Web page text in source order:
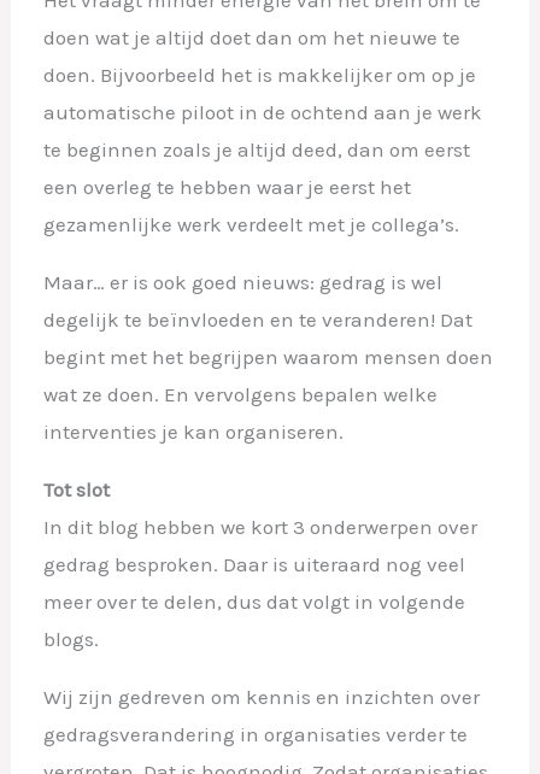
doen wat je altijd doet dan om het nieuwe te
doen. Bijvoorbeeld het is makkelijker om op je
automatische piloot in de ochtend aan je werk
te beginnen zoals je altijd deed, dan om eerst
een overleg te hebben waar je eerst het
gezamenlijke werk verdeelt met je collega’s.
Maar… er is ook goed nieuws: gedrag is wel
degelijk te beïnvloeden en te veranderen! Dat
begint met het begrijpen waarom mensen doen
wat ze doen. En vervolgens bepalen welke
interventies je kan organiseren.
Tot slot
In dit blog hebben we kort 3 onderwerpen over
gedrag besproken. Daar is uiteraard nog veel
meer over te delen, dus dat volgt in volgende
blogs.
Wij zijn gedreven om kennis en inzichten over
gedragsverandering in organisaties verder te